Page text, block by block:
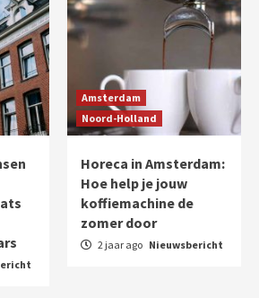
Amsterdam
Noord-Holland
Horeca in Amsterdam:
Hoe help je jouw
koffiemachine de
zomer door
2 jaar ago Nieuwsbericht